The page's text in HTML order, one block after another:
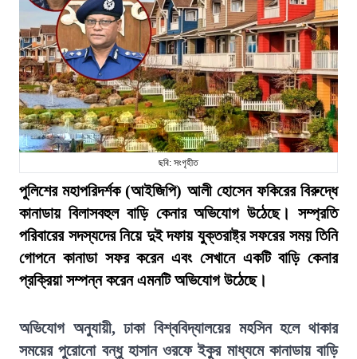
ছবি: সংগৃহীত
পুলিশের মহাপরিদর্শক (আইজিপি) আলী হোসেন ফকিরের বিরুদ্ধে
কানাডায় বিলাসবহুল বাড়ি কেনার অভিযোগ উঠেছে। সম্প্রতি
পরিবারের সদস্যদের নিয়ে দুই দফায় যুক্তরাষ্ট্র সফরের সময় তিনি
গোপনে কানাডা সফর করেন এবং সেখানে একটি বাড়ি কেনার
প্রক্রিয়া সম্পন্ন করেন এমনটি অভিযোগ উঠেছে।
অভিযোগ অনুযায়ী, ঢাকা বিশ্ববিদ্যালয়ের মহসিন হলে থাকার
সময়ের পুরোনো বন্ধু হাসান ওরফে ইকুর মাধ্যমে কানাডায় বাড়ি